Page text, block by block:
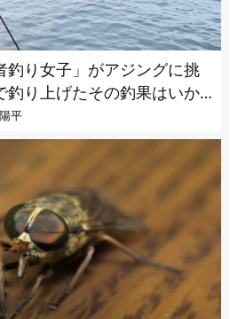
釣り女子」がアジングに挑
り上げたその釣果はいか
平